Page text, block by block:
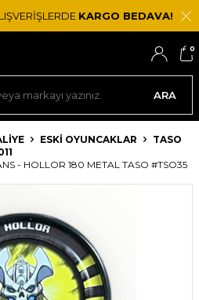
KARGO BEDAVA!
ARA
0
ESKI OYUNCAKLAR
TASO
- HOLLOR 180 METAL TASO #TSO35